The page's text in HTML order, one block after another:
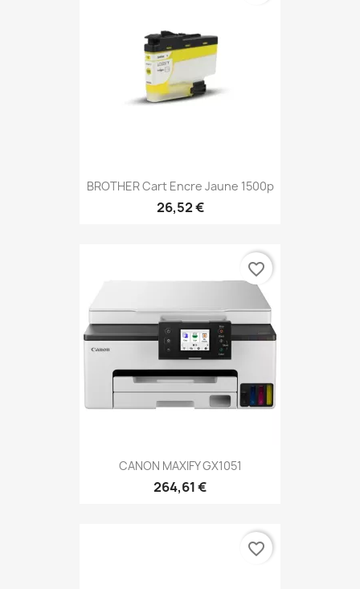
BROTHER Cart Encre Jaune 1500p
26,52 €
CANON MAXIFY GX1051
264,61 €
favorite_border
favorite_border